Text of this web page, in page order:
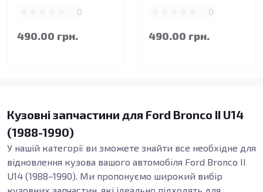
0
490.00 грн.
0
490.00 грн.
Кузовні запчастини для Ford Bronco II U14
(1988-1990)
У нашій категорії ви зможете знайти все необхідне для
відновлення кузова вашого автомобіля Ford Bronco II
U14 (1988–1990). Ми пропонуємо широкий вибір